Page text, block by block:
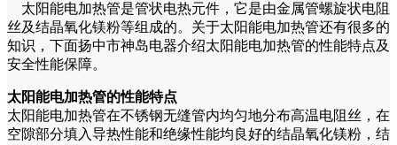
太阳能电加热管是管状电热元件，它是由金属管螺旋状电阻
丝及结晶氧化镁粉等组成的。关于太阳能电加热管还有很多的
知识，下面扬中市神岛电器介绍太阳能电加热管的性能特点及
安全性能保障。
太阳能电加热管的性能特点
太阳能电加热管在不锈钢无缝管内均匀地分布高温电阻丝，在
空隙部分填入导热性能和绝缘性能均良好的结晶氧化镁粉，结